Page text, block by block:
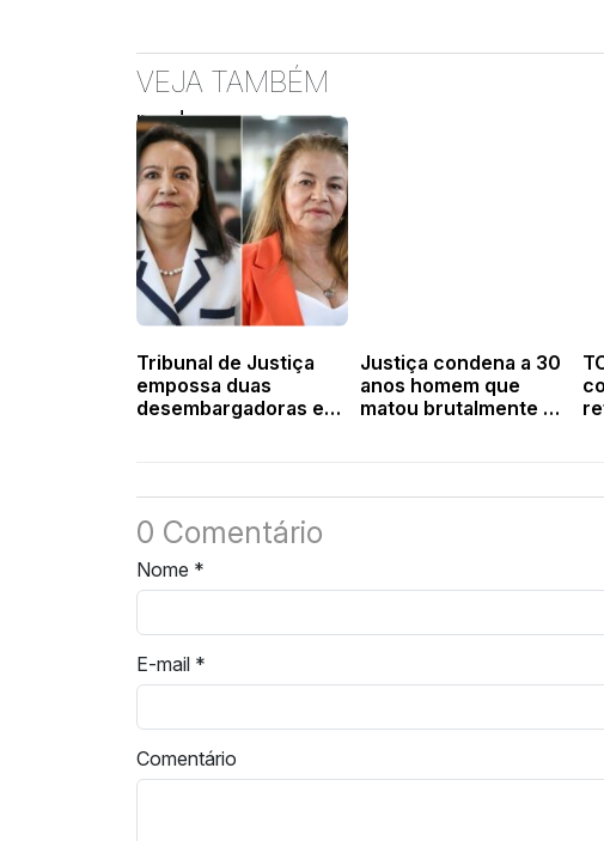
prada
sport
sunglasses
VEJA TAMBÉM
Tribunal de Justiça
empossa duas
desembargadoras e
Justiça condena a 30
anos homem que
matou brutalmente o
0 Comentário
Nome *
E-mail *
Comentário